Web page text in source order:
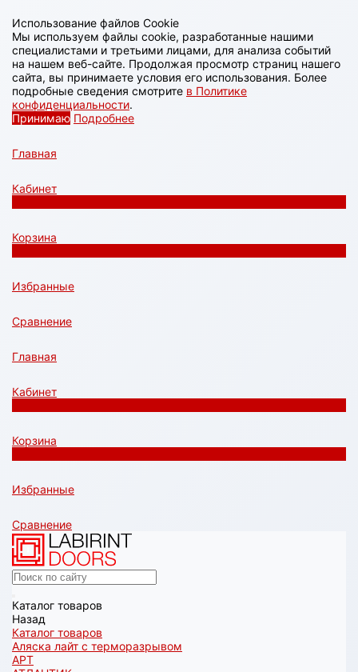
Использование файлов Cookie
Мы используем файлы cookie, разработанные нашими
специалистами и третьими лицами, для анализа событий
на нашем веб-сайте. Продолжая просмотр страниц нашего
сайта, вы принимаете условия его использования. Более
подробные сведения смотрите в Политике
конфиденциальности.
Принимаю Подробнее
Главная
Кабинет
Корзина
Избранные
Сравнение
Главная
Кабинет
Корзина
Избранные
Сравнение
Каталог товаров
Назад
Каталог товаров
Аляска лайт с терморазрывом
АРТ